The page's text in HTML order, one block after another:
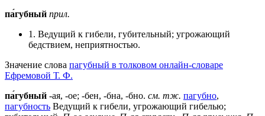
па́губный прил.
1. Ведущий к гибели, губительный; угрожающий
бедствием, неприятностью.
Значение слова пагубный в толковом онлайн-словаре
Ефремовой Т. Ф.
па́губный -ая, -ое; -бен, -бна, -бно. см. тж. пагубно,
пагубность Ведущий к гибели, угрожающий гибелью;